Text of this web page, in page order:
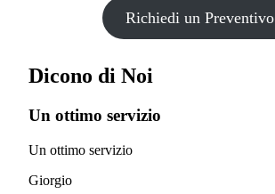
Richiedi un Preventivo
Dicono di Noi
Un ottimo servizio
Un ottimo servizio
Giorgio